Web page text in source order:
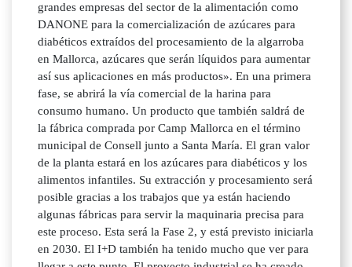
grandes empresas del sector de la alimentación como
DANONE para la comercialización de azúcares para
diabéticos extraídos del procesamiento de la algarroba
en Mallorca, azúcares que serán líquidos para aumentar
así sus aplicaciones en más productos». En una primera
fase, se abrirá la vía comercial de la harina para
consumo humano. Un producto que también saldrá de
la fábrica comprada por Camp Mallorca en el término
municipal de Consell junto a Santa María. El gran valor
de la planta estará en los azúcares para diabéticos y los
alimentos infantiles. Su extracción y procesamiento será
posible gracias a los trabajos que ya están haciendo
algunas fábricas para servir la maquinaria precisa para
este proceso. Esta será la Fase 2, y está previsto iniciarla
en 2030. El I+D también ha tenido mucho que ver para